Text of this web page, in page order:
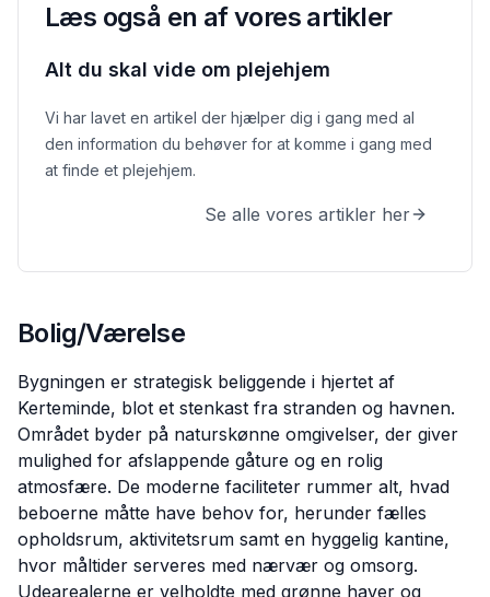
Læs også en af vores artikler
Alt du skal vide om plejehjem
Vi har lavet en artikel der hjælper dig i gang med al
den information du behøver for at komme i gang med
at finde et plejehjem.
Se alle vores artikler her
Bolig/Værelse
Bygningen er strategisk beliggende i hjertet af
Kerteminde, blot et stenkast fra stranden og havnen.
Området byder på naturskønne omgivelser, der giver
mulighed for afslappende gåture og en rolig
atmosfære. De moderne faciliteter rummer alt, hvad
beboerne måtte have behov for, herunder fælles
opholdsrum, aktivitetsrum samt en hyggelig kantine,
hvor måltider serveres med nærvær og omsorg.
Udearealerne er velholdte med grønne haver og